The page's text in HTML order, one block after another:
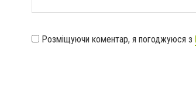
Розміщуючи коментар, я погоджуюся з